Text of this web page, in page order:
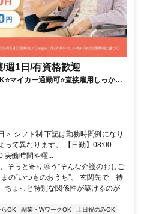
週1日/有資格歓迎
マイカー通勤可⭐️直接雇用しっかり
＞ シフト制 下記は勤務時間例になり
って異なります。 【日勤】08:00-
実働時間や曜...
そっと寄り添う”そんな介護のおしご
の“いつものおうち”。 玄関先で「待
ちょっと特別な関係性が築けるのが
OK 副業・WワークOK
土日祝のみOK